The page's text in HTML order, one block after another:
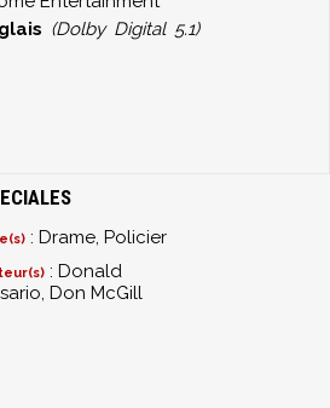
(Dolby Digital 5.1)
: Drame, Policier
: Donald
Don McGill